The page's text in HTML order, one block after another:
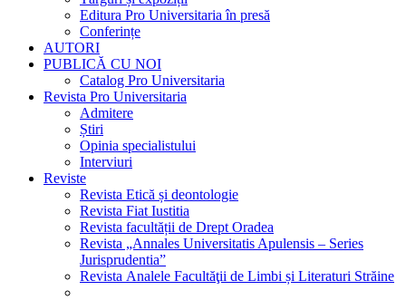
Editura Pro Universitaria în presă
Conferințe
AUTORI
PUBLICĂ CU NOI
Catalog Pro Universitaria
Revista Pro Universitaria
Admitere
Știri
Opinia specialistului
Interviuri
Reviste
Revista Etică și deontologie
Revista Fiat Iustitia
Revista facultății de Drept Oradea
Revista „Annales Universitatis Apulensis – Series
Jurisprudentia”
Revista Analele Facultăţii de Limbi și Literaturi Străine